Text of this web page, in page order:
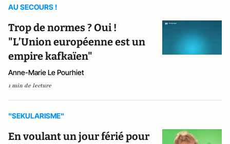
AU SECOURS !
Trop de normes ? Oui !
"L’Union européenne est un
empire kafkaïen"
Anne-Marie Le Pourhiet
1 min de lecture
"SEKULARISME"
En voulant un jour férié pour